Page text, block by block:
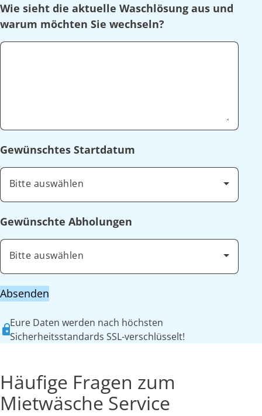
Wie sieht die aktuelle Waschlösung aus und
warum möchten Sie wechseln?
Gewünschtes Startdatum
Bitte auswählen
Gewünschte Abholungen
Bitte auswählen
Absenden
Eure Daten werden nach höchsten
Sicherheitsstandards SSL-verschlüsselt!
Häufige Fragen zum
Mietwäsche Service